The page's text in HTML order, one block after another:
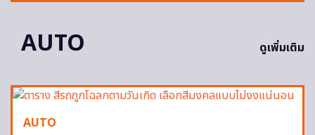
AUTO ดูเพิ่มเติม
AUTO